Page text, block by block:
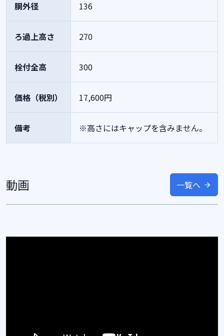
胴外径 136
ろ過上高さ 270
栓付全高 300
価格（税別） 17,600円
備考 ※高さにはキャップを含みません。
動画 一覧へ